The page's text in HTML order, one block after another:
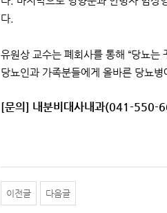
다.
유원상 교수는 폐회사를 통해 “당뇨는
당뇨인과 가족분들에게 올바른 당뇨
[문의] 내분비대사내과(041-550-
이전글 다음글